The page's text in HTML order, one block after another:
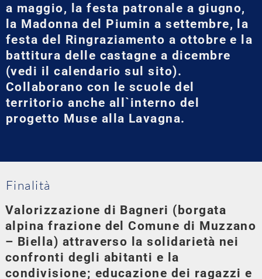
a maggio, la festa patronale a giugno,
la Madonna del Piumin a settembre, la
festa del Ringraziamento a ottobre e la
battitura delle castagne a dicembre
(vedi il calendario sul sito).
Collaborano con le scuole del
territorio anche all`interno del
progetto Muse alla Lavagna.
Finalità
Valorizzazione di Bagneri (borgata
alpina frazione del Comune di Muzzano
– Biella) attraverso la solidarietà nei
confronti degli abitanti e la
condivisione; educazione dei ragazzi e